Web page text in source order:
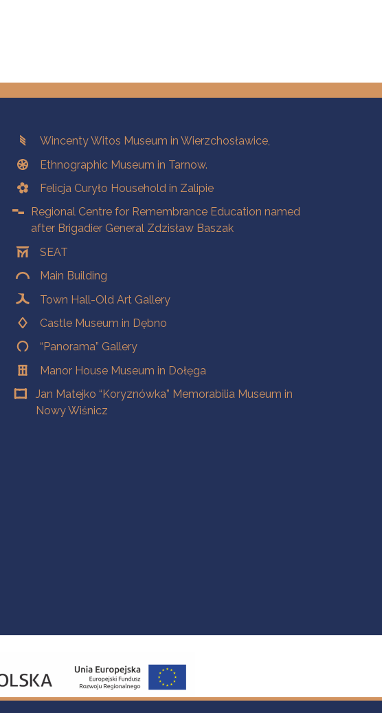
BranchesWincenty Witos Museum in Wierzchosławice,
Ethnographic Museum in Tarnow.
Felicja Curyło Household in Zalipie
Regional Centre for Remembrance Education named
after Brigadier General Zdzisław Baszak
SEAT
Main Building
Town Hall-Old Art Gallery
Castle Museum in Dębno
“Panorama” Gallery
Manor House Museum in Dołęga
Jan Matejko “Koryznówka” Memorabilia Museum in
Nowy Wiśnicz